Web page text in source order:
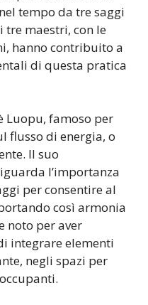
tempo da tre saggi
tre maestri, con le
hanno contribuito a
di questa pratica
Luopu, famoso per
flusso di energia, o
Il suo
l’importanza
per consentire al
così armonia
noto per aver
integrare elementi
negli spazi per